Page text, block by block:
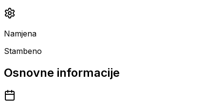
Namjena
Stambeno
Osnovne informacije